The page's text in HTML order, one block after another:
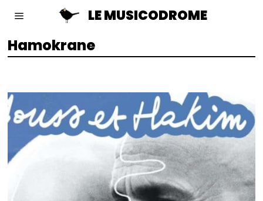
LE MUSICODROME
Hamokrane